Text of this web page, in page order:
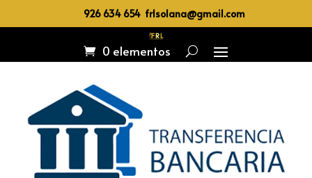
926 634 654 frlsolana@gmail.com
0 elementos